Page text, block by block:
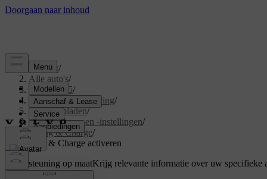
Support/
Alle auto's/
EX40 2025/
Gebruikershandleiding/
Je auto opladen/
Oplaadscherm en -instellingen/
Plug & Charge/
Plug & Charge activeren
Ondersteuning op maatKrijg relevante informatie over uw specifieke